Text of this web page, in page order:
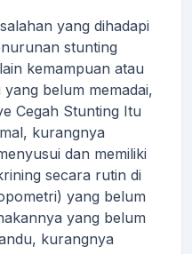
yang dihadapi
stunting
kemampuan atau
belum memadai,
Cegah Stunting Itu
kurangnya
dan memiliki
secara rutin di
yang belum
yang belum
kurangnya